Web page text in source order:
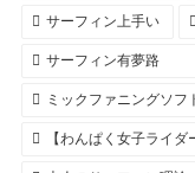
サーフィン上手い
サーフィン有夢路
ミックファニングソフ
【わんぱく女子ライ